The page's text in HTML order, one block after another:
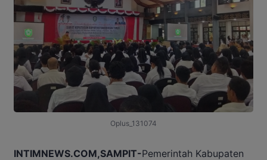
Oplus_131074
INTIMNEWS.COM,SAMPIT-Pemerintah Kabupaten